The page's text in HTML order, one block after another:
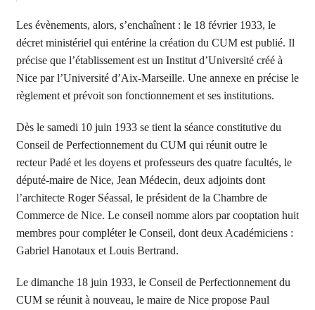
Les évènements, alors, s’enchaînent : le 18 février 1933, le
décret ministériel qui entérine la création du CUM est publié. Il
précise que l’établissement est un Institut d’Université créé à
Nice par l’Université d’Aix-Marseille. Une annexe en précise le
règlement et prévoit son fonctionnement et ses institutions.
Dès le samedi 10 juin 1933 se tient la séance constitutive du
Conseil de Perfectionnement du CUM qui réunit outre le
recteur Padé et les doyens et professeurs des quatre facultés, le
député-maire de Nice, Jean Médecin, deux adjoints dont
l’architecte Roger Séassal, le président de la Chambre de
Commerce de Nice. Le conseil nomme alors par cooptation huit
membres pour compléter le Conseil, dont deux Académiciens :
Gabriel Hanotaux et Louis Bertrand.
Le dimanche 18 juin 1933, le Conseil de Perfectionnement du
CUM se réunit à nouveau, le maire de Nice propose Paul